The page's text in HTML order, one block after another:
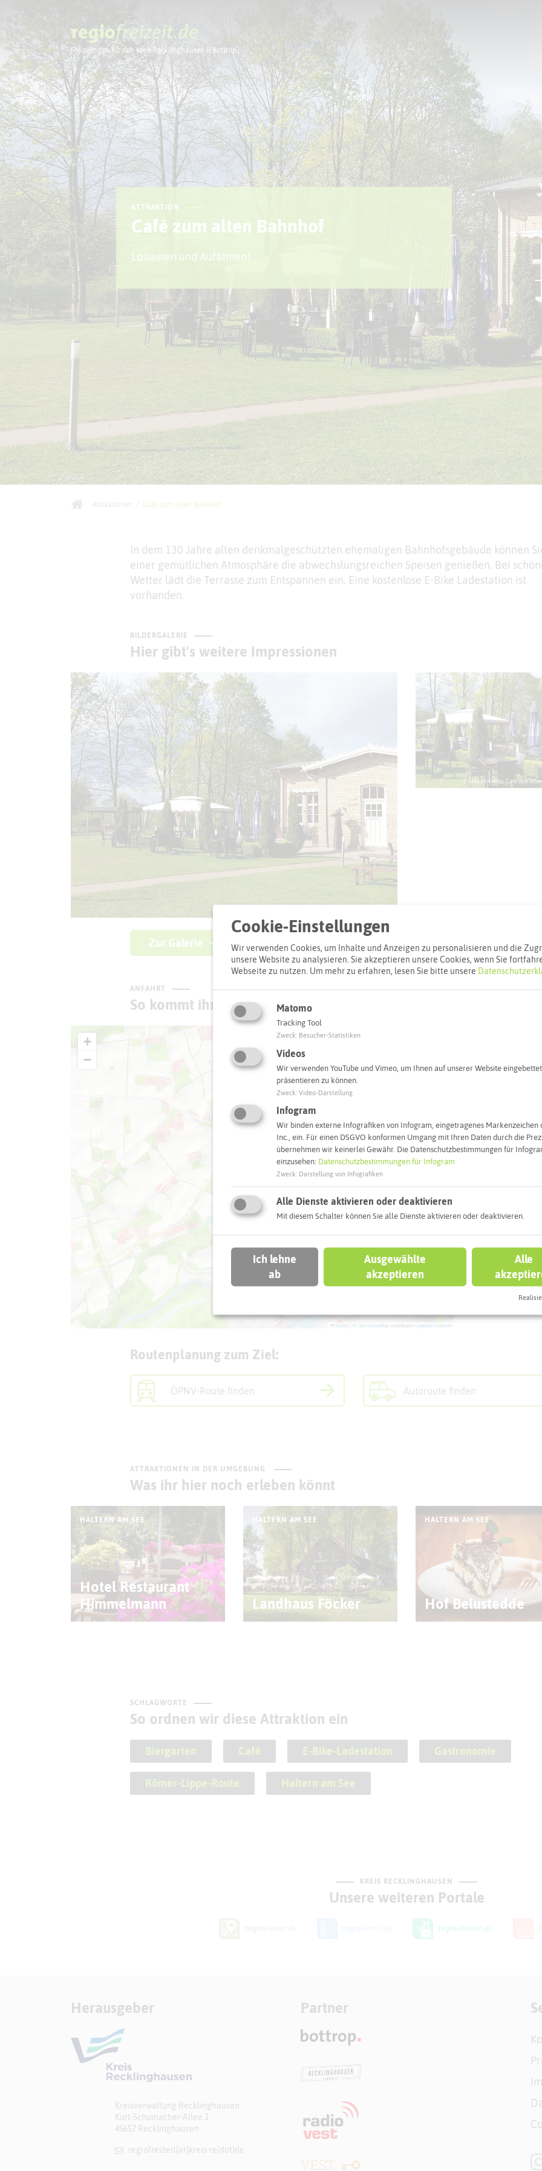
Freizeittipps für den Kreis Recklinghausen & Bottrop
Ausflugstipps Sport + Bewegung Aktuelles
ATTRAKTION
Café zum alten Bahnhof
Loslassen und Aufatmen!
Café zum alten Bahnhof
In dem 130 Jahre alten denkmalgeschützten ehemaligen Bahnhofsgebäude können
einer gemütlichen Atmosphäre die abwechslungsreichen Speisen genießen. Bei
Wetter lädt die Terrasse zum Entspannen ein. Eine kostenlose E-Bike Ladestation ist
vorhanden.
BILDERGALERIE
Hier gibt's weitere Impressionen
© Hiltrud Arentz, Cafe zum
Zur Galerie
ANFAHRT
So kommt ihr zum Ziel
+
−
Leaflet OpenStreetMapcontributors | weitere Lizenzen
Oelder Weg
Routenplanung zum Ziel:
ÖPNV-Route finden Autoroute finden
ATTRAKTIONEN IN DER UMGEBUNG
Was ihr hier noch erleben könnt
HALTERN AM SEE
Hotel Restaurant
Himmelmann
HALTERN AM SEE
Landhaus Föcker
HALTERN AM SEE
Hof Belustedde
SCHLAGWORTE
So ordnen wir diese Attraktion ein
Biergarten Café E-Bike-Ladestation Gastronomie
Römer-Lippe-Route Haltern am See
KREIS RECKLINGHAUSEN
Unsere weiteren Portale
Herausgeber
Kreisverwaltung Recklinghausen
Kurt-Schumacher-Allee 1
45657 Recklinghausen
regiofreizeit[at]​kreis-re(dot)de
Partner
Cookie-Einstellungen
Wir verwenden Cookies, um Inhalte und Anzeigen zu personalisieren und die
unsere Website zu analysieren. Sie akzeptieren unsere Cookies, wenn Sie
Webseite zu nutzen. Um mehr zu erfahren, lesen Sie bitte unsere
Matomo
Tracking Tool
Zweck: Besucher-Statistiken
Videos
Wir verwenden YouTube und Vimeo, um Ihnen auf unserer Website
präsentieren zu können.
Zweck: Video-Darstellung
Infogram
Wir binden externe Infografiken von Infogram, eingetragenes Markenzeichen
Inc., ein. Für einen DSGVO konformen Umgang mit Ihren Daten durch die
übernehmen wir keinerlei Gewähr. Die Datenschutzbestimmungen für
einzusehen: Datenschutzbestimmungen für Infogram
Zweck: Darstellung von Infografiken
Alle Dienste aktivieren oder deaktivieren
Mit diesem Schalter können Sie alle Dienste aktivieren oder deaktivieren.
Ich lehne
ab
Ausgewählte
akzeptieren
Alle